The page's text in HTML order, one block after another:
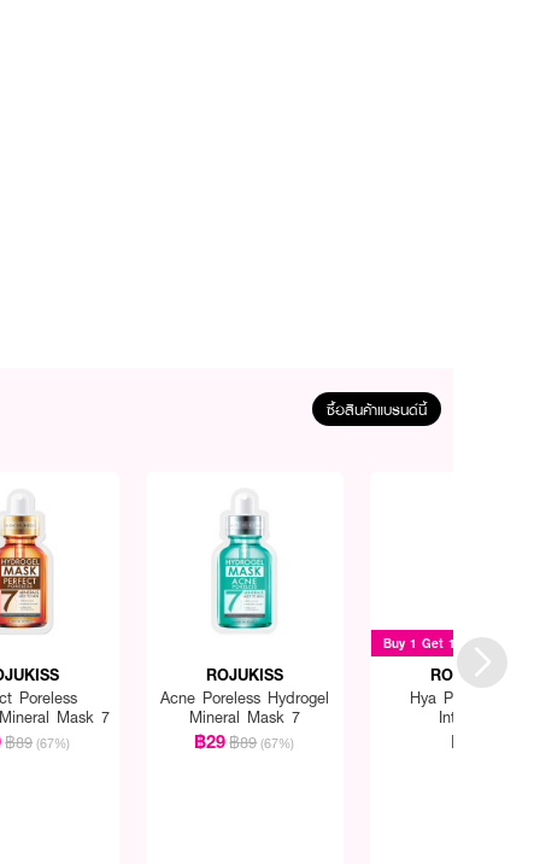
ซื้อสินค้าแบรนด์นี้
Poreless
Mask 7
฿89 (67%)
ROJUKISS
Acne Poreless Hydrogel
Mineral Mask 7
฿29฿89 (67%)
Buy 1 Get 1
ROJUKISS
Hya Poreless 5X
Intensive
฿69